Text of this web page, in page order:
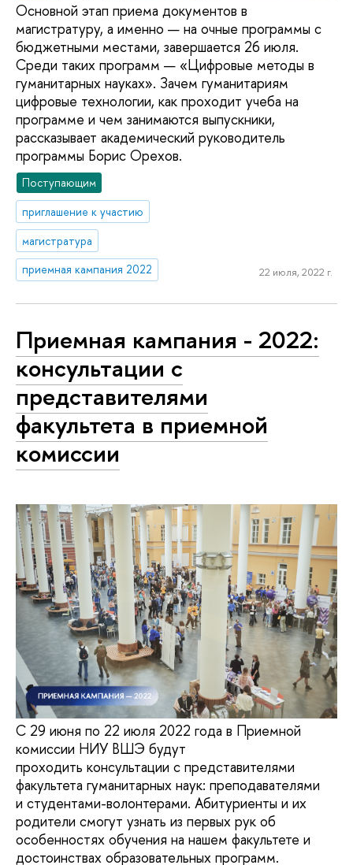
Основной этап приема документов в
магистратуру, а именно — на очные программы с
бюджетными местами, завершается 26 июля.
Среди таких программ — «Цифровые методы в
гуманитарных науках». Зачем гуманитариям
цифровые технологии, как проходит учеба на
программе и чем занимаются выпускники,
рассказывает академический руководитель
программы Борис Орехов.
Поступающим
приглашение к участию
магистратура
приемная кампания 2022
22 июля, 2022 г.
Приемная кампания - 2022:
консультации с
представителями
факультета в приемной
комиссии
С 29 июня по 22 июля 2022 года в Приемной
комиссии НИУ ВШЭ будут
проходить консультации с представителями
факультета гуманитарных наук: преподавателями
и студентами-волонтерами. Абитуриенты и их
родители смогут узнать из первых рук об
особенностях обучения на нашем факультете и
достоинствах образовательных программ.